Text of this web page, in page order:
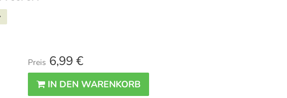
Preis 6,99 €
IN DEN WARENKORB